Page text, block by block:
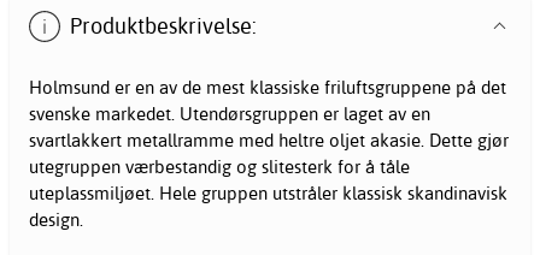
Produktbeskrivelse:
Holmsund er en av de mest klassiske friluftsgruppene på det
svenske markedet. Utendørsgruppen er laget av en
svartlakkert metallramme med heltre oljet akasie. Dette gjør
utegruppen værbestandig og slitesterk for å tåle
uteplassmiljøet. Hele gruppen utstråler klassisk skandinavisk
design.